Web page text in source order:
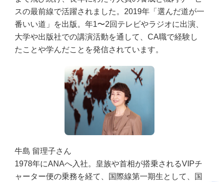
スの最前線で活躍されました。2019年「選んだ道が一
番いい道」を出版。年1〜2回テレビやラジオに出演、
大学や出版社での講演活動を通して、CA職で経験し
たことや学んだことを発信されています。
牛島 留理子さん
1978年にANAへ入社。皇族や首相が搭乗されるVIPチ
ャーター便の乗務を経て、国際線第一期生として、国